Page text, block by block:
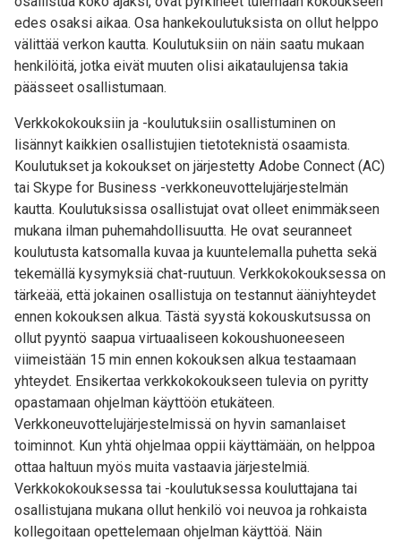
edes osaksi aikaa. Osa hankekoulutuksista on ollut helppo
välittää verkon kautta. Koulutuksiin on näin saatu mukaan
henkilöitä, jotka eivät muuten olisi aikataulujensa takia
päässeet osallistumaan.
Verkkokokouksiin ja -koulutuksiin osallistuminen on
lisännyt kaikkien osallistujien tietoteknistä osaamista.
Koulutukset ja kokoukset on järjestetty Adobe Connect (AC)
tai Skype for Business -verkkoneuvottelujärjestelmän
kautta. Koulutuksissa osallistujat ovat olleet enimmäkseen
mukana ilman puhemahdollisuutta. He ovat seuranneet
koulutusta katsomalla kuvaa ja kuuntelemalla puhetta sekä
tekemällä kysymyksiä chat-ruutuun. Verkkokokouksessa on
tärkeää, että jokainen osallistuja on testannut ääniyhteydet
ennen kokouksen alkua. Tästä syystä kokouskutsussa on
ollut pyyntö saapua virtuaaliseen kokoushuoneeseen
viimeistään 15 min ennen kokouksen alkua testaamaan
yhteydet. Ensikertaa verkkokokoukseen tulevia on pyritty
opastamaan ohjelman käyttöön etukäteen.
Verkkoneuvottelujärjestelmissä on hyvin samanlaiset
toiminnot. Kun yhtä ohjelmaa oppii käyttämään, on helppoa
ottaa haltuun myös muita vastaavia järjestelmiä.
Verkkokokouksessa tai -koulutuksessa kouluttajana tai
osallistujana mukana ollut henkilö voi neuvoa ja rohkaista
kollegoitaan opettelemaan ohjelman käyttöä. Näin